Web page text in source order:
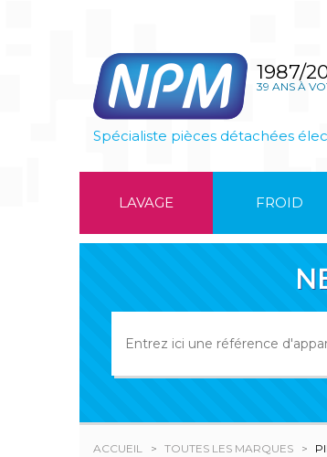
1987/
39 ANS À
Spécialiste pièces détachées
LAVAGE FROID
ACCUEIL TOUTES LES MARQUES